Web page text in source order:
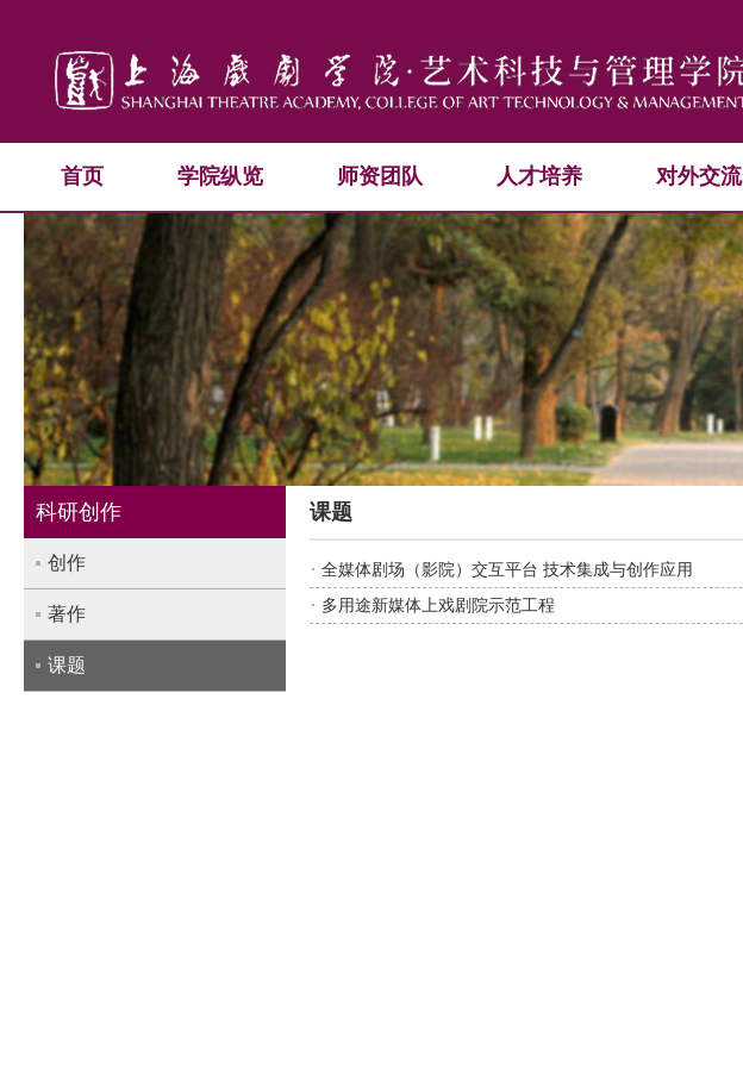
首页 学院纵览 师资团队 人才培养 对外交流
科研创作
创作
著作
课题
课题
全媒体剧场（影院）交互平台 技术集成与创作应用
多用途新媒体上戏剧院示范工程